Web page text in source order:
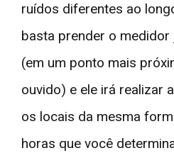
ruídos diferentes ao
basta prender o
(em um ponto mais
ouvido) e ele irá realizar
os locais da mesma
horas que você